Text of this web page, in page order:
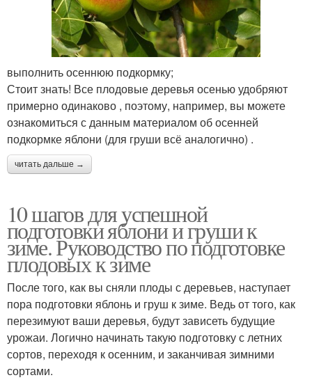
выполнить осеннюю подкормку;
Стоит знать! Все плодовые деревья осенью удобряют
примерно одинаково , поэтому, например, вы можете
ознакомиться с данным материалом об осенней
подкормке яблони (для груши всё аналогично) .
читать дальше →
10 шагов для успешной
подготовки яблони и груши к
зиме. Руководство по подготовке
плодовых к зиме
После того, как вы сняли плоды с деревьев, наступает
пора подготовки яблонь и груш к зиме. Ведь от того, как
перезимуют ваши деревья, будут зависеть будущие
урожаи. Логично начинать такую подготовку с летних
сортов, переходя к осенним, и заканчивая зимними
сортами.